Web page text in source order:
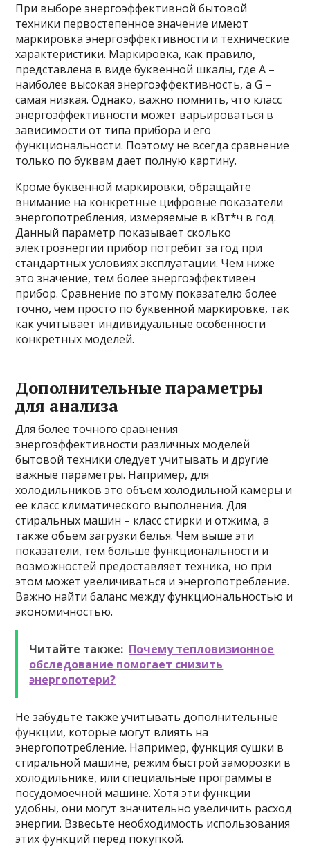
При выборе энергоэффективной бытовой
техники первостепенное значение имеют
маркировка энергоэффективности и технические
характеристики. Маркировка, как правило,
представлена в виде буквенной шкалы, где A –
наиболее высокая энергоэффективность, а G –
самая низкая. Однако, важно помнить, что класс
энергоэффективности может варьироваться в
зависимости от типа прибора и его
функциональности. Поэтому не всегда сравнение
только по буквам дает полную картину.
Кроме буквенной маркировки, обращайте
внимание на конкретные цифровые показатели
энергопотребления, измеряемые в кВт*ч в год.
Данный параметр показывает сколько
электроэнергии прибор потребит за год при
стандартных условиях эксплуатации. Чем ниже
это значение, тем более энергоэффективен
прибор. Сравнение по этому показателю более
точно, чем просто по буквенной маркировке, так
как учитывает индивидуальные особенности
конкретных моделей.
Дополнительные параметры
для анализа
Для более точного сравнения
энергоэффективности различных моделей
бытовой техники следует учитывать и другие
важные параметры. Например, для
холодильников это объем холодильной камеры и
ее класс климатического выполнения. Для
стиральных машин – класс стирки и отжима, а
также объем загрузки белья. Чем выше эти
показатели, тем больше функциональности и
возможностей предоставляет техника, но при
этом может увеличиваться и энергопотребление.
Важно найти баланс между функциональностью и
экономичностью.
Читайте также: Почему тепловизионное
обследование помогает снизить
энергопотери?
Не забудьте также учитывать дополнительные
функции, которые могут влиять на
энергопотребление. Например, функция сушки в
стиральной машине, режим быстрой заморозки в
холодильнике, или специальные программы в
посудомоечной машине. Хотя эти функции
удобны, они могут значительно увеличить расход
энергии. Взвесьте необходимость использования
этих функций перед покупкой.